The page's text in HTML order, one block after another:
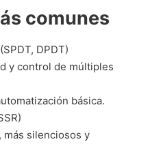
comunes
DPDT)
y control de múltiples
básica.
más silenciosos y